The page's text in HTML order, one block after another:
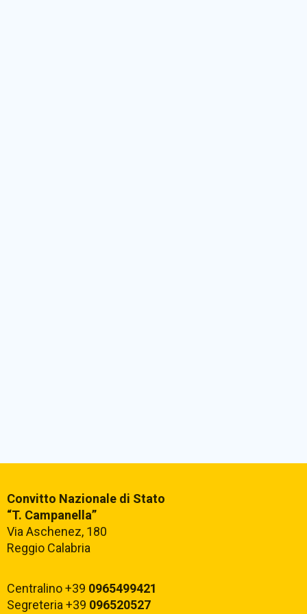
Convitto Nazionale di Stato
“T. Campanella”
Via Aschenez, 180
Reggio Calabria
Centralino +39 0965499421
Segreteria +39 096520527